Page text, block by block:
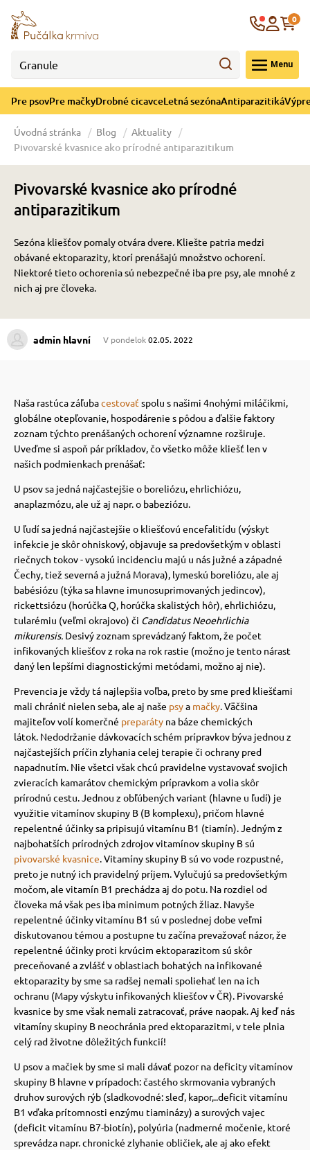
Menu
0
Pre psovPre mačkyDrobné cicavceLetná sezónaAntiparazitiká
psov
Pre psov
psov
psov
psov
psov
psov
psov
psov
a ohlávky
psov
so psom
poukazy
mačky
Pre mačky
mačky
mačky
mačky
podstielka
a pelechy
mačky
mačky
mačky
mačky
podložky
poukazy
cicavce
Drobné cicavce
sezóna
Letná sezóna
ochladenie
Výpredaj
CZK
Úvodná stránka Blog Aktuality
Pivovarské kvasnice ako prírodné antiparazitikum
Pivovarské kvasnice ako prírodné
antiparazitikum
Sezóna kliešťov pomaly otvára dvere. Kliešte patria medzi
obávané ektoparazity, ktorí prenášajú množstvo ochorení.
Niektoré tieto ochorenia sú nebezpečné iba pre psy, ale mnohé z
nich aj pre človeka.
admin hlavní V pondelok02.05. 2022
Naša rastúca záľubacestovať spolu s našimi 4nohými miláčikmi,
globálne otepľovanie, hospodárenie s pôdou a ďalšie faktory
zoznam týchto prenášaných ochorení významne rozširuje.
Uveďme si aspoň pár príkladov, čo všetko môže kliešť len v
našich podmienkach prenášať:
U psov sa jedná najčastejšie o boreliózu, ehrlichiózu,
anaplazmózu, ale už aj napr. o babeziózu.
U ľudí sa jedná najčastejšie o kliešťovú encefalitídu (výskyt
infekcie je skôr ohniskový, objavuje sa predovšetkým v oblasti
riečnych tokov - vysokú incidenciu majú u nás južné a západné
Čechy, tiež severná a južná Morava), lymeskú boreliózu, ale aj
babésiózu (týka sa hlavne imunosuprimovaných jedincov),
rickettsiózu (horúčka Q, horúčka skalistých hôr), ehrlichiózu,
tularémiu (veľmi okrajovo) či Candidatus Neoehrlichia
mikurensis. Desivý zoznam sprevádzaný faktom, že počet
infikovaných kliešťov z roka na rok rastie (možno je tento nárast
daný len lepšími diagnostickými metódami, možno aj nie).
Prevencia je vždy tá najlepšia voľba, preto by sme pred kliešťami
mali chrániť nielen seba, ale aj naše psya mačky. Väčšina
majiteľov volí komerčné preparáty na báze chemických
látok. Nedodržanie dávkovacích schém prípravkov býva jednou z
najčastejších príčin zlyhania celej terapie či ochrany pred
napadnutím. Nie všetci však chcú pravidelne vystavovať svojich
zvieracích kamarátov chemickým prípravkom a volia skôr
prírodnú cestu.Jednou z obľúbených variant (hlavne u ľudí) je
využitie vitamínov skupiny B (B komplexu), pričom hlavné
repelentné účinky sa pripisujú vitamínu B1 (tiamín).Jedným z
najbohatších prírodných zdrojov vitamínov skupiny B sú
pivovarské kvasnice.Vitamíny skupiny B sú vo vode rozpustné,
preto je nutný ich pravidelný príjem.Vylučujú sa predovšetkým
močom, ale vitamín B1 prechádza aj do potu. Na rozdiel od
človeka má však pes iba minimum potných žliaz. Navyše
repelentné účinky vitamínu B1 sú v poslednej dobe veľmi
diskutovanou témou a postupne tu začína prevažovať názor, že
repelentné účinky proti krvúcim ektoparazitom sú skôr
preceňované a zvlášť v oblastiach bohatých na infikované
ektoparazity by sme sa radšej nemali spoliehať len na ich
ochranu (Mapy výskytu infikovaných kliešťov v ČR). Pivovarské
kvasnice by sme však nemali zatracovať, práve naopak. Aj keď nás
vitamíny skupiny B neochránia pred ektoparazitmi, v tele plnia
celý rad životne dôležitých funkcií!
U psov a mačiek by sme si mali dávať pozor na deficity vitamínov
skupiny B hlavne v prípadoch: častého skrmovania vybraných
druhov surových rýb (sladkovodné: sleď, kapor,..deficit vitamínu
B1 vďaka prítomnosti enzýmu tiaminázy) a surových vajec
(deficit vitamínu B7-biotín), polyúria (nadmerné močenie, ktoré
sprevádza napr. chronické zlyhanie obličiek, ale aj ako efekt